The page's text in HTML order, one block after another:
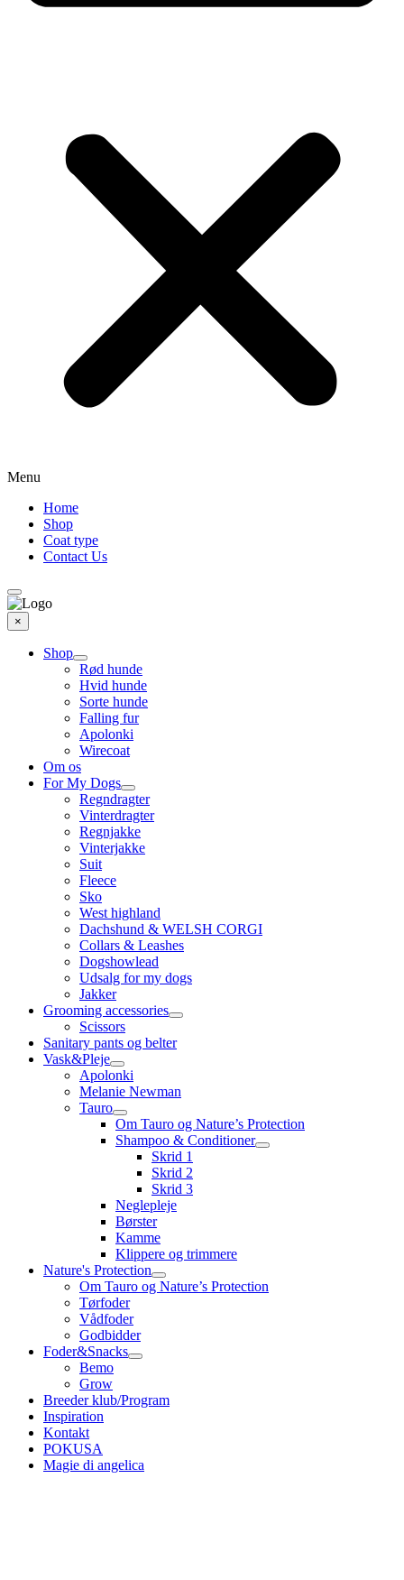
Menu
Home
Shop
Coat type
Contact Us
×
Shop
Rød hunde
Hvid hunde
Sorte hunde
Falling fur
Apolonki
Wirecoat
Om os
For My Dogs
Regndragter
Vinterdragter
Regnjakke
Vinterjakke
Suit
Fleece
Sko
West highland
Dachshund & WELSH CORGI
Collars & Leashes
Dogshowlead
Udsalg for my dogs
Jakker
Grooming accessories
Scissors
Sanitary pants og belter
Vask&Pleje
Apolonki
Melanie Newman
Tauro
Om Tauro og Nature’s Protection
Shampoo & Conditioner
Skrid 1
Skrid 2
Skrid 3
Neglepleje
Børster
Kamme
Klippere og trimmere
Nature's Protection
Om Tauro og Nature’s Protection
Tørfoder
Vådfoder
Godbidder
Foder&Snacks
Bemo
Grow
Breeder klub/Program
Inspiration
Kontakt
POKUSA
Magie di angelica